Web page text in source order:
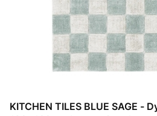
KITCHEN TILES BLUE SAGE -